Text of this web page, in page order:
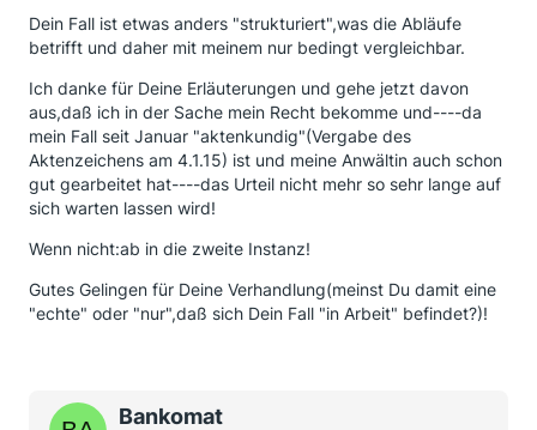
Dein Fall ist etwas anders "strukturiert",was die Abläufe
betrifft und daher mit meinem nur bedingt vergleichbar.
Ich danke für Deine Erläuterungen und gehe jetzt davon
aus,daß ich in der Sache mein Recht bekomme und----da
mein Fall seit Januar "aktenkundig"(Vergabe des
Aktenzeichens am 4.1.15) ist und meine Anwältin auch schon
gut gearbeitet hat----das Urteil nicht mehr so sehr lange auf
sich warten lassen wird!
Wenn nicht:ab in die zweite Instanz!
Gutes Gelingen für Deine Verhandlung(meinst Du damit eine
"echte" oder "nur",daß sich Dein Fall "in Arbeit" befindet?)!
Bankomat